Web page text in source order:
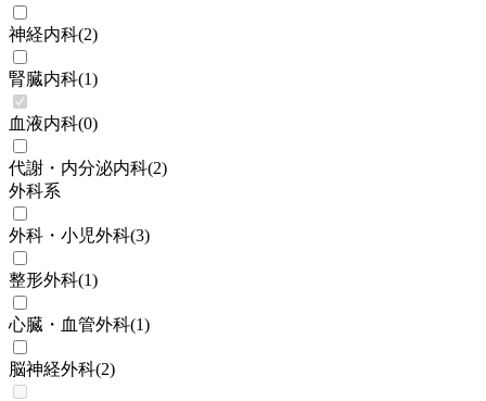
神経内科(2)
腎臓内科(1)
血液内科(0)
代謝・内分泌内科(2)
外科系
外科・小児外科(3)
整形外科(1)
心臓・血管外科(1)
脳神経外科(2)